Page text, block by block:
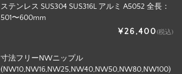
ステンレス SUS304 SUS316L アルミ A5052 全長：
501〜600mm
¥26,400(税込)
寸法フリーNWニップル
(NW10,NW16,NW25,NW40,NW50,NW80,NW100)